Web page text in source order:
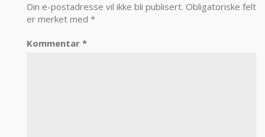
Din e-postadresse vil ikke bli publisert. Obligatoriske felt
er merket med *
Kommentar *